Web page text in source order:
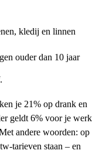
kledij en linnen
ouder dan 10 jaar
je 21% op drank en
geldt 6% voor je werk
andere woorden: op
tarieven staan – en